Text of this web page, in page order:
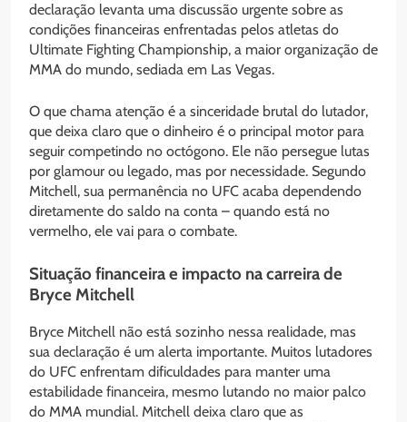
declaração levanta uma discussão urgente sobre as
condições financeiras enfrentadas pelos atletas do
Ultimate Fighting Championship, a maior organização de
MMA do mundo, sediada em Las Vegas.
O que chama atenção é a sinceridade brutal do lutador,
que deixa claro que o dinheiro é o principal motor para
seguir competindo no octógono. Ele não persegue lutas
por glamour ou legado, mas por necessidade. Segundo
Mitchell, sua permanência no UFC acaba dependendo
diretamente do saldo na conta – quando está no
vermelho, ele vai para o combate.
Situação financeira e impacto na carreira de
Bryce Mitchell
Bryce Mitchell não está sozinho nessa realidade, mas
sua declaração é um alerta importante. Muitos lutadores
do UFC enfrentam dificuldades para manter uma
estabilidade financeira, mesmo lutando no maior palco
do MMA mundial. Mitchell deixa claro que as